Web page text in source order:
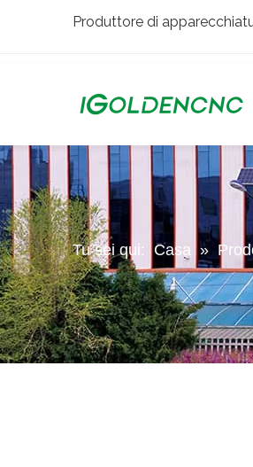
Produttore di
Tu sei qui: Casa »